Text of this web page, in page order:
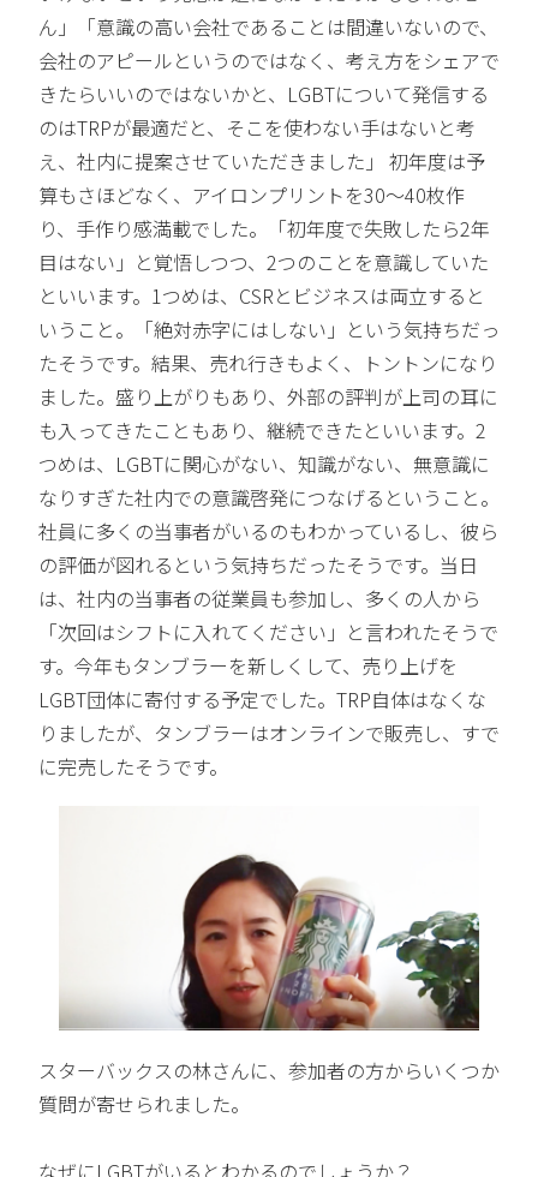
ん」「意識の高い会社であることは間違いないので、
会社のアピールというのではなく、考え方をシェアで
きたらいいのではないかと、LGBTについて発信する
のはTRPが最適だと、そこを使わない手はないと考
え、社内に提案させていただきました」 初年度は予
算もさほどなく、アイロンプリントを30〜40枚作
り、手作り感満載でした。「初年度で失敗したら2年
目はない」と覚悟しつつ、2つのことを意識していた
といいます。1つめは、CSRとビジネスは両立すると
いうこと。「絶対赤字にはしない」という気持ちだっ
たそうです。結果、売れ行きもよく、トントンになり
ました。盛り上がりもあり、外部の評判が上司の耳に
も入ってきたこともあり、継続できたといいます。2
つめは、LGBTに関心がない、知識がない、無意識に
なりすぎた社内での意識啓発につなげるということ。
社員に多くの当事者がいるのもわかっているし、彼ら
の評価が図れるという気持ちだったそうです。当日
は、社内の当事者の従業員も参加し、多くの人から
「次回はシフトに入れてください」と言われたそうで
す。今年もタンブラーを新しくして、売り上げを
LGBT団体に寄付する予定でした。TRP自体はなくな
りましたが、タンブラーはオンラインで販売し、すで
に完売したそうです。
スターバックスの林さんに、参加者の方からいくつか
質問が寄せられました。
なぜにLGBTがいるとわかるのでしょうか？